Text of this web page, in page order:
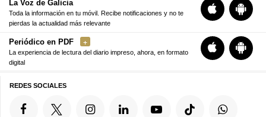
La Voz de Galicia
Toda la información en tu móvil. Recibe notificaciones y no te
pierdas la actualidad más relevante
Periódico en PDF
La experiencia de lectura del diario impreso, ahora, en formato
digital
REDES SOCIALES